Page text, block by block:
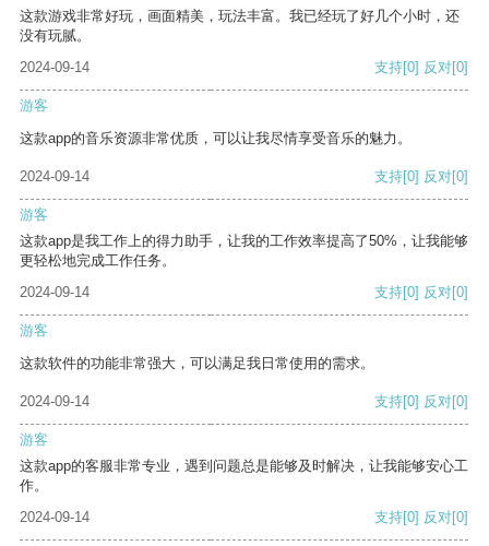
这款游戏非常好玩，画面精美，玩法丰富。我已经玩了好几个小时，还
没有玩腻。
2024-09-14
支持[0] 反对[0]
游客
这款app的音乐资源非常优质，可以让我尽情享受音乐的魅力。
2024-09-14 支持[0] 反对[0]
游客
这款app是我工作上的得力助手，让我的工作效率提高了50%，让我能够
更轻松地完成工作任务。
2024-09-14
支持[0] 反对[0]
游客
这款软件的功能非常强大，可以满足我日常使用的需求。
2024-09-14 支持[0] 反对[0]
游客
这款app的客服非常专业，遇到问题总是能够及时解决，让我能够安心工
作。
2024-09-14
支持[0] 反对[0]